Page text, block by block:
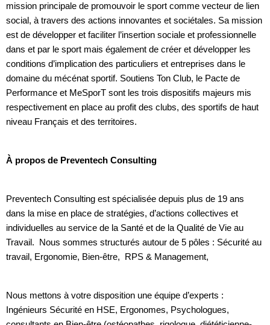
mission principale de promouvoir le sport comme vecteur de lien
social, à travers des actions innovantes et sociétales. Sa mission
est de développer et faciliter l’insertion sociale et professionnelle
dans et par le sport mais également de créer et développer les
conditions d’implication des particuliers et entreprises dans le
domaine du mécénat sportif. Soutiens Ton Club, le Pacte de
Performance et MeSporT sont les trois dispositifs majeurs mis
respectivement en place au profit des clubs, des sportifs de haut
niveau Français et des territoires.
À propos de Preventech Consulting
Preventech Consulting est spécialisée depuis plus de 19 ans
dans la mise en place de stratégies, d’actions collectives et
individuelles au service de la Santé et de la Qualité de Vie au
Travail. Nous sommes structurés autour de 5 pôles : Sécurité au
travail, Ergonomie, Bien-être, RPS & Management,
Nous mettons à votre disposition une équipe d’experts :
Ingénieurs Sécurité en HSE, Ergonomes, Psychologues,